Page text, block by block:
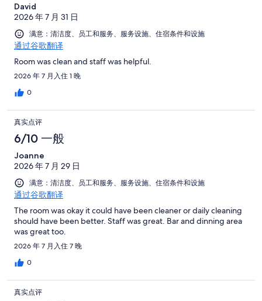
David
2026 年 7 月 31 日
满意：清洁度、员工和服务、服务设施、住宿条件和设施
通过谷歌翻译
Room was clean and staff was helpful.
2026 年 7 月入住 1 晚
0
真实点评
6/10 一般
Joanne
2026 年 7 月 29 日
满意：清洁度、员工和服务、服务设施、住宿条件和设施
通过谷歌翻译
The room was okay it could have been cleaner or daily cleaning
should have been better. Staff was great. Bar and dinning area
was great too.
2026 年 7 月入住 7 晚
0
真实点评